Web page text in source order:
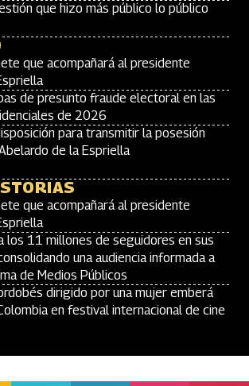
que hizo más público lo público
que acompañará al presidente
de presunto fraude electoral en las
de 2026
para transmitir la posesión
de la Espriella
que acompañará al presidente
los 11 millones de seguidores en sus
una audiencia informada a
de Medios Públicos
dirigido por una mujer emberá
en festival internacional de cine